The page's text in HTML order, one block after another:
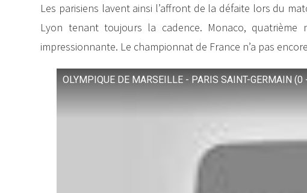
Les parisiens lavent ainsi l’affront de la défaite lors du
Lyon tenant toujours la cadence. Monaco,
impressionnante. Le championnat de France n’a pas
OLYMPIQUE DE MARSEILLE - PARIS SAINT-GERMAIN